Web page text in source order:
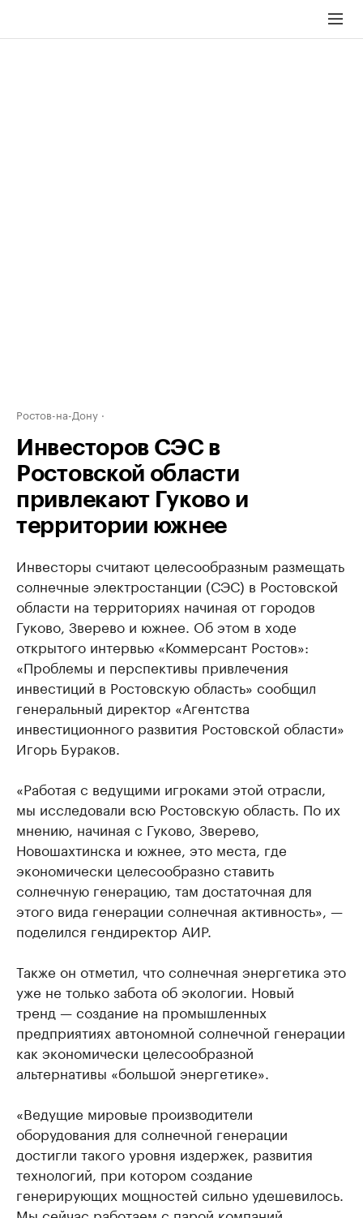
Ростов-на-Дону
Инвесторов СЭС в
Ростовской области
привлекают Гуково и
территории южнее
Инвесторы считают целесообразным размещать
солнечные электростанции (СЭС) в Ростовской
области на территориях начиная от городов
Гуково, Зверево и южнее. Об этом в ходе
открытого интервью «Коммерсант Ростов»:
«Проблемы и перспективы привлечения
инвестиций в Ростовскую область» сообщил
генеральный директор «Агентства
инвестиционного развития Ростовской области»
Игорь Бураков.
«Работая с ведущими игроками этой отрасли,
мы исследовали всю Ростовскую область. По их
мнению, начиная с Гуково, Зверево,
Новошахтинска и южнее, это места, где
экономически целесообразно ставить
солнечную генерацию, там достаточная для
этого вида генерации солнечная активность», —
поделился гендиректор АИР.
Также он отметил, что солнечная энергетика это
уже не только забота об экологии. Новый
тренд — создание на промышленных
предприятиях автономной солнечной генерации
как экономически целесообразной
альтернативы «большой энергетике».
«Ведущие мировые производители
оборудования для солнечной генерации
достигли такого уровня издержек, развития
технологий, при котором создание
генерирующих мощностей сильно удешевилось.